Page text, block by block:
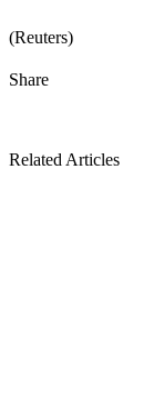
(Reuters)
Share
Related Articles